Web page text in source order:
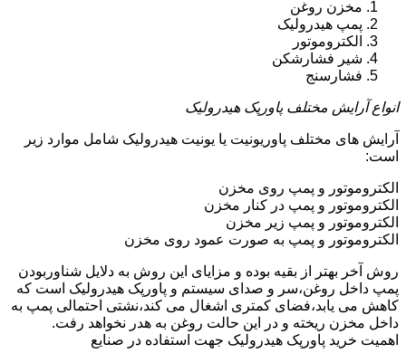
مخزن روغن
پمپ هیدرولیک
الکتروموتور
شیر فشارشکن
فشارسنج
انواع آرایش مختلف پاورپک هیدرولیک
آرایش های مختلف پاوریونیت یا یونیت هیدرولیک شامل موارد زیر
است:
الکتروموتور و پمپ روی مخزن
الکتروموتور و پمپ در کنار مخزن
الکتروموتور و پمپ زیر مخزن
الکتروموتور و پمپ به صورت عمود روی مخزن
روش آخر بهتر از بقیه بوده و مزایای این روش به دلایل شناوربودن
پمپ داخل روغن،سر و صدای سیستم و پاورپک هیدرولیک است که
کاهش می یابد،فضای کمتری اشغال می کند،نشتی احتمالی پمپ به
داخل مخزن ریخته و در این حالت روغن به هدر نخواهد رفت.
اهمیت خرید پاورپک هیدرولیک جهت استفاده در صنایع